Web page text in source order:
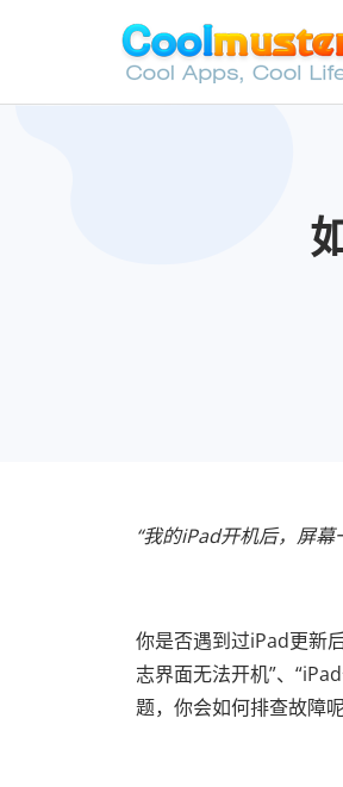
“我的iPad开机后，屏
你是否遇到过iPad更新
志界面无法开机”、
题，你会如何排查故障